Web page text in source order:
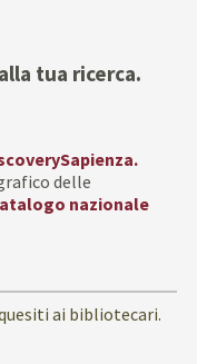
ricerca
corrente
tua ricerca.
delle
nazionale
ai bibliotecari.